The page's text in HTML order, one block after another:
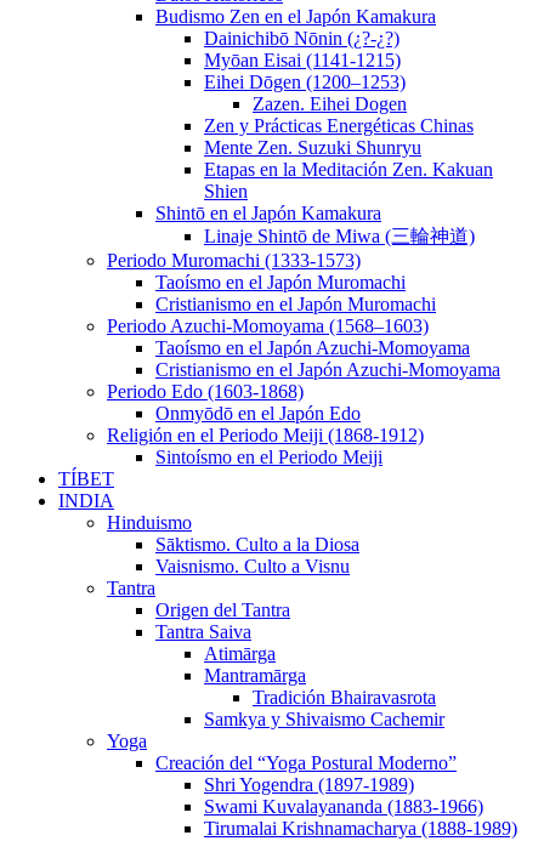
Budismo Zen en el Japón Kamakura
Dainichibō Nōnin (¿?-¿?)
Myōan Eisai (1141-1215)
Eihei Dōgen (1200–1253)
Zazen. Eihei Dogen
Zen y Prácticas Energéticas Chinas
Mente Zen. Suzuki Shunryu
Etapas en la Meditación Zen. Kakuan
Shien
Shintō en el Japón Kamakura
Linaje Shintō de Miwa (三輪神道)
Periodo Muromachi (1333-1573)
Taoísmo en el Japón Muromachi
Cristianismo en el Japón Muromachi
Periodo Azuchi-Momoyama (1568–1603)
Taoísmo en el Japón Azuchi-Momoyama
Cristianismo en el Japón Azuchi-Momoyama
Periodo Edo (1603-1868)
Onmyōdō en el Japón Edo
Religión en el Periodo Meiji (1868-1912)
Sintoísmo en el Periodo Meiji
TÍBET
INDIA
Hinduismo
Sāktismo. Culto a la Diosa
Vaisnismo. Culto a Visnu
Tantra
Origen del Tantra
Tantra Saiva
Atimārga
Mantramārga
Tradición Bhairavasrota
Samkya y Shivaismo Cachemir
Yoga
Creación del “Yoga Postural Moderno”
Shri Yogendra (1897-1989)
Swami Kuvalayananda (1883-1966)
Tirumalai Krishnamacharya (1888-1989)